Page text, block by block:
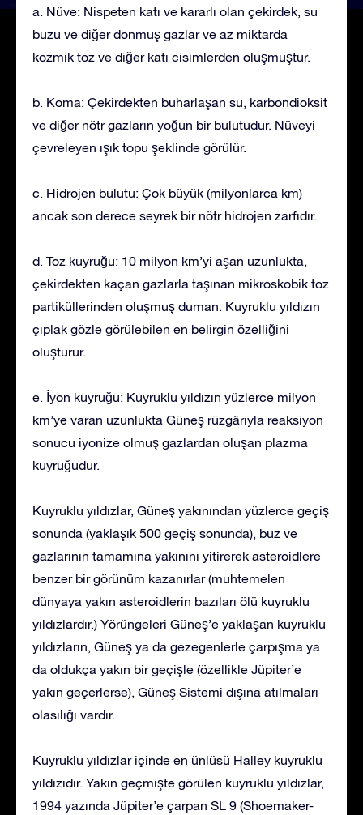
a. Nüve: Nispeten katı ve kararlı olan çekirdek, su
buzu ve diğer donmuş gazlar ve az miktarda
kozmik toz ve diğer katı cisimlerden oluşmuştur.
b. Koma: Çekirdekten buharlaşan su, karbondioksit
ve diğer nötr gazların yoğun bir bulutudur. Nüveyi
çevreleyen ışık topu şeklinde görülür.
c. Hidrojen bulutu: Çok büyük (milyonlarca km)
ancak son derece seyrek bir nötr hidrojen zarfıdır.
d. Toz kuyruğu: 10 milyon km’yi aşan uzunlukta,
çekirdekten kaçan gazlarla taşınan mikroskobik toz
partiküllerinden oluşmuş duman. Kuyruklu yıldızın
çıplak gözle görülebilen en belirgin özelliğini
oluşturur.
e. İyon kuyruğu: Kuyruklu yıldızın yüzlerce milyon
km’ye varan uzunlukta Güneş rüzgârıyla reaksiyon
sonucu iyonize olmuş gazlardan oluşan plazma
kuyruğudur.
Kuyruklu yıldızlar, Güneş yakınından yüzlerce geçiş
sonunda (yaklaşık 500 geçiş sonunda), buz ve
gazlarının tamamına yakınını yitirerek asteroidlere
benzer bir görünüm kazanırlar (muhtemelen
dünyaya yakın asteroidlerin bazıları ölü kuyruklu
yıldızlardır.) Yörüngeleri Güneş’e yaklaşan kuyruklu
yıldızların, Güneş ya da gezegenlerle çarpışma ya
da oldukça yakın bir geçişle (özellikle Jüpiter’e
yakın geçerlerse), Güneş Sistemi dışına atılmaları
olasılığı vardır.
Kuyruklu yıldızlar içinde en ünlüsü Halley kuyruklu
yıldızıdır. Yakın geçmişte görülen kuyruklu yıldızlar,
1994 yazında Jüpiter’e çarpan SL 9 (Shoemaker-